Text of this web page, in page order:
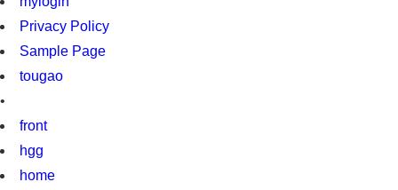
Privacy Policy
Sample Page
tougao
•
front
hgg
home